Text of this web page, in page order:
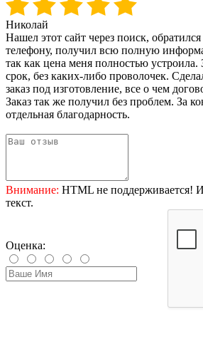
Николай
Нашел этот сайт через поиск,
телефону, получил всю полную
так как цена меня полностью устроила.
срок, без каких-либо проволочек.
заказ под изготовление, все о чем
Заказ так же получил без проблем. За
отдельная благодарность.
Внимание: HTML не поддерживается!
текст.
Оценка: